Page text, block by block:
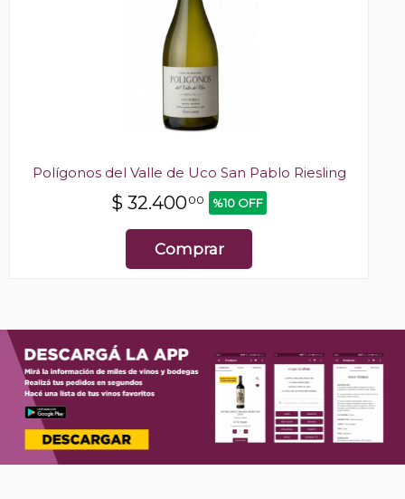
Polígonos del Valle de Uco San Pablo Riesling
$ 32.40000 %10 OFF
Comprar